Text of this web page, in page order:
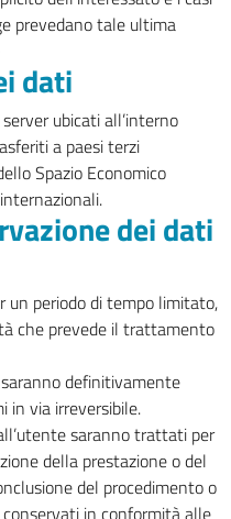
prevedano tale ultima
dati
ubicati all’interno
a paesi terzi
Spazio Economico
dei dati
un periodo di tempo limitato,
che prevede il trattamento
definitivamente
in via irreversibile.
saranno trattati per
della prestazione o del
del procedimento o
in conformità alle